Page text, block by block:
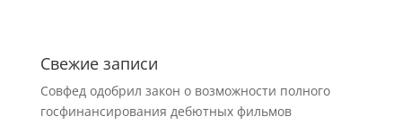
Свежие записи
Совфед одобрил закон о возможности полного
госфинансирования дебютных фильмов